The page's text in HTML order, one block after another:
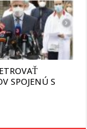
SPOJENÚ S